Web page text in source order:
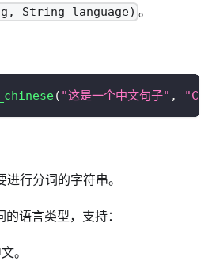
String language) 。
( "这是一个中文句子" ,
进行分词的字符串。
的语言类型，支持：
。